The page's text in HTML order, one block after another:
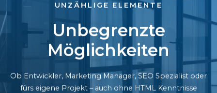
UNZÄHLIGE ELEMENTE
Unbegrenzte
Möglichkeiten
Ob Entwickler, Marketing Manager, SEO Spezialist oder
fürs eigene Projekt – auch ohne HTML Kenntnisse